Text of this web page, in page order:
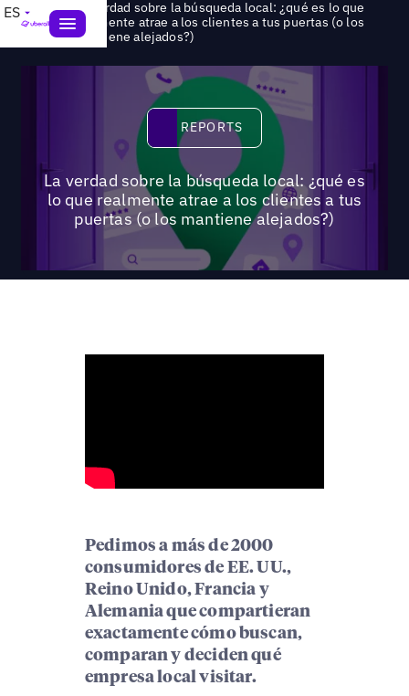
ES
Reports>
La verdad sobre la búsqueda local: ¿qué es lo que
realmente atrae a los clientes a tus puertas (o los
mantiene alejados?)
Reports
REPORTS
La verdad sobre la búsqueda local: ¿qué es
lo que realmente atrae a los clientes a tus
puertas (o los mantiene alejados?)
Pedimos a más de 2000
consumidores de EE. UU.,
Reino Unido, Francia y
Alemania que compartieran
exactamente cómo buscan,
comparan y deciden qué
empresa local visitar.